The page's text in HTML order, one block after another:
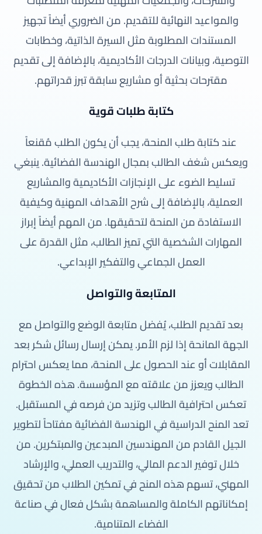
والمواعيد النهائية للتقديم. من الضروري أيضاً تجهيز
المستندات المطلوبة مثل السيرة الذاتية، وخطابات
التوصية، وبيانات الدرجات الأكاديمية، بالإضافة إلى تقديم
مقترحات بحثية أو مشاريع سابقة تبرز قدراتهم.
كتابة طلبات قوية
عند كتابة طلب المنحة، يجب أن يكون الطلب مُقنعاً
ويعكس شغف الطالب بمجال الهندسة الفضائية. ينبغي
تسليط الضوء على الإنجازات الأكاديمية والمشاريع
العملية، بالإضافة إلى شرح الأهداف المهنية وكيفية
الاستفادة من المنحة لتحقيقها. من المهم أيضاً إبراز
المهارات الشخصية التي تميز الطالب، مثل القدرة على
العمل الجماعي والتفكير الإبداعي.
المتابعة والتواصل
بعد تقديم الطلب، يُفضل متابعة الوضع والتواصل مع
الجهة المانحة إذا لزم الأمر. يمكن إرسال رسائل شكر بعد
المقابلات أو عند الحصول على المنحة، مما يعكس احترام
الطالب ويعزز من علاقته مع المؤسسة. هذه الخطوة
تعكس احترافية الطالب وتزيد من فرصه في المستقبل.
تعد المنح الدراسية في الهندسة الفضائية مفتاحاً لتطوير
الجيل القادم من المهندسين المبدعين والمبتكرين. من
خلال توفير الدعم المالي، والتدريب العملي، والإرشاد
المهني، تسهم هذه المنح في تمكين الطلاب من تحقيق
إمكاناتهم الكاملة والمساهمة بشكل فعال في صناعة
الفضاء المتنامية.